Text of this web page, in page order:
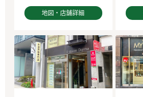
地図・店舗詳細